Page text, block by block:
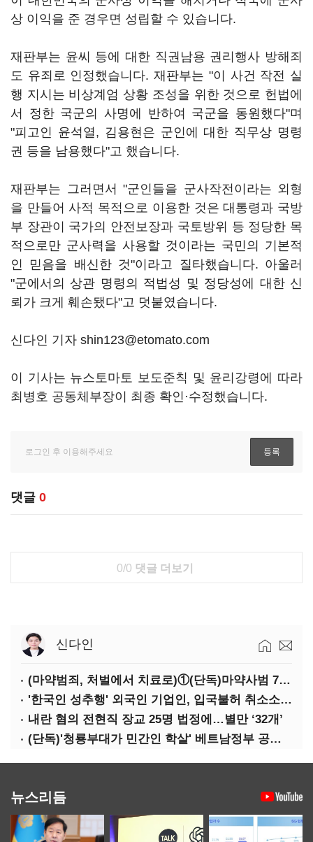
상 이익을 준 경우면 성립할 수 있습니다.
재판부는 윤씨 등에 대한 직권남용 권리행사 방해죄
도 유죄로 인정했습니다. 재판부는 "이 사건 작전 실
행 지시는 비상계엄 상황 조성을 위한 것으로 헌법에
서 정한 국군의 사명에 반하여 국군을 동원했다"며
"피고인 윤석열, 김용현은 군인에 대한 직무상 명령
권 등을 남용했다"고 했습니다.
재판부는 그러면서 "군인들을 군사작전이라는 외형
을 만들어 사적 목적으로 이용한 것은 대통령과 국방
부 장관이 국가의 안전보장과 국토방위 등 정당한 목
적으로만 군사력을 사용할 것이라는 국민의 기본적
인 믿음을 배신한 것"이라고 질타했습니다. 아울러
"군에서의 상관 명령의 적법성 및 정당성에 대한 신
뢰가 크게 훼손됐다"고 덧붙였습니다.
신다인 기자 shin123@etomato.com
이 기사는 뉴스토마토 보도준칙 및 윤리강령에 따라
최병호 공동체부장이 최종 확인·수정했습니다.
댓글 0
0/0 댓글 더보기
신다인
(마약범죄, 처벌에서 치료로)①(단독)마약사범 7400명 시대, 담장 안 '치료 혁명'…광주교도소의 도전
'한국인 성추행' 외국인 기업인, 입국불허 취소소송 '패'
내란 혐의 전현직 장교 25명 법정에…별만 ‘32개’
(단독)'청룡부대가 민간인 학살' 베트남정부 공문 첫 확인
뉴스리듬